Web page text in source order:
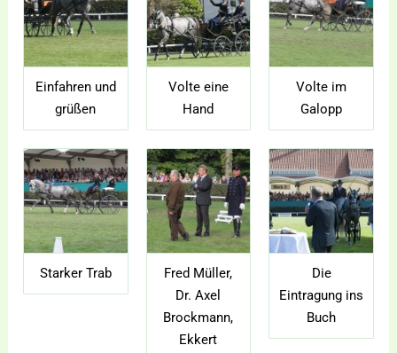
Einfahren und
grüßen
Volte eine
Hand
Volte im
Galopp
Starker Trab
Fred Müller,
Dr. Axel
Brockmann,
Ekkert
Die
Eintragung ins
Buch